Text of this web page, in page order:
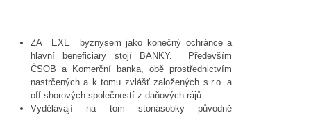
ZA EXE byznysem jako konečný ochránce a
hlavní beneficiary stojí BANKY. Především
ČSOB a Komerční banka, obě prostřednictvím
nastrčených a k tomu zvlášť založených s.r.o. a
off shorových společností z daňových rájů
Vydělávají na tom stonásobky původně